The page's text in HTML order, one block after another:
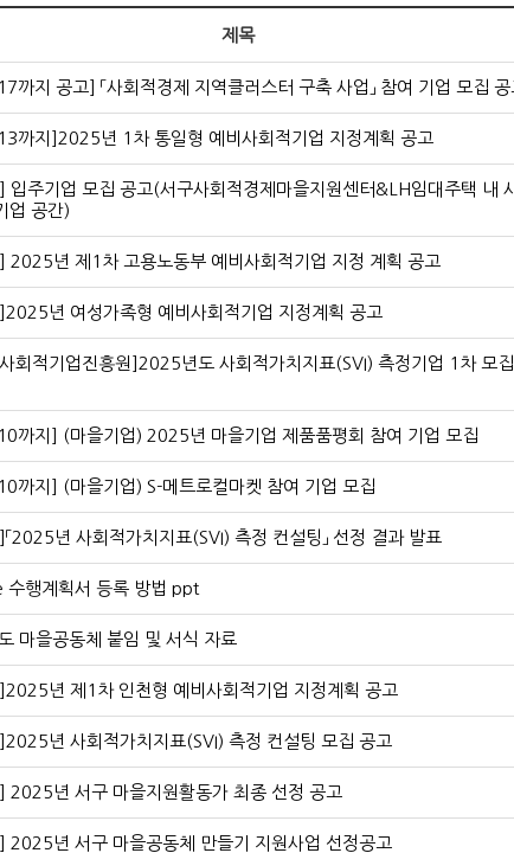
제목
까지 공고] 「사회적경제 지역클러스터 구축 사업」 참여 기업 모집 공
까지]2025년 1차 통일형 예비사회적기업 지정계획 공고
] 입주기업 모집 공고(서구사회적경제마을지원센터&LH임대주택 내
업 공간)
] 2025년 제1차 고용노동부 예비사회적기업 지정 계획 공고
]2025년 여성가족형 예비사회적기업 지정계획 공고
사회적기업진흥원]2025년도 사회적가치지표(SVI) 측정기업 1차 모집
까지] (마을기업) 2025년 마을기업 제품품평회 참여 기업 모집
까지] (마을기업) S-메트로컬마켓 참여 기업 모집
「2025년 사회적가치지표(SVI) 측정 컨설팅」 선정 결과 발표
수행계획서 등록 방법 ppt
마을공동체 붙임 및 서식 자료
]2025년 제1차 인천형 예비사회적기업 지정계획 공고
]2025년 사회적가치지표(SVI) 측정 컨설팅 모집 공고
] 2025년 서구 마을지원활동가 최종 선정 공고
] 2025년 서구 마을공동체 만들기 지원사업 선정공고